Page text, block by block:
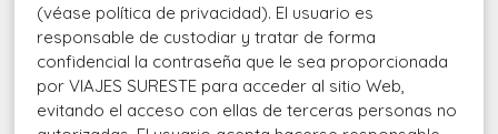
(véase política de privacidad). El usuario es
responsable de custodiar y tratar de forma
confidencial la contraseña que le sea proporcionada
por VIAJES SURESTE para acceder al sitio Web,
evitando el acceso con ellas de terceras personas no